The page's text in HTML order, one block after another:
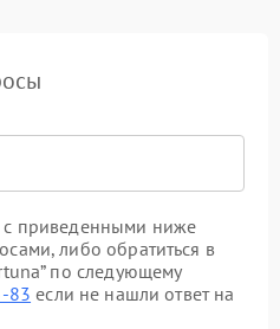
с приведенными ниже
либо обратиться в
по следующему
83 если не нашли ответ на